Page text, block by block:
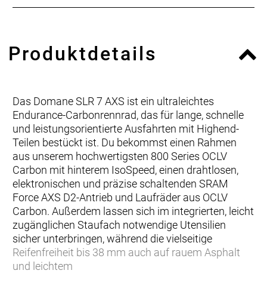
Produktdetails
Das Domane SLR 7 AXS ist ein ultraleichtes
Endurance-Carbonrennrad, das für lange, schnelle
und leistungsorientierte Ausfahrten mit Highend-
Teilen bestückt ist. Du bekommst einen Rahmen
aus unserem hochwertigsten 800 Series OCLV
Carbon mit hinterem IsoSpeed, einen drahtlosen,
elektronischen und präzise schaltenden SRAM
Force AXS D2-Antrieb und Laufräder aus OCLV
Carbon. Außerdem lassen sich im integrierten, leicht
zugänglichen Staufach notwendige Utensilien
sicher unterbringen, während die vielseitige
Reifenfreiheit bis 38 mm auch auf rauem Asphalt
und leichtem